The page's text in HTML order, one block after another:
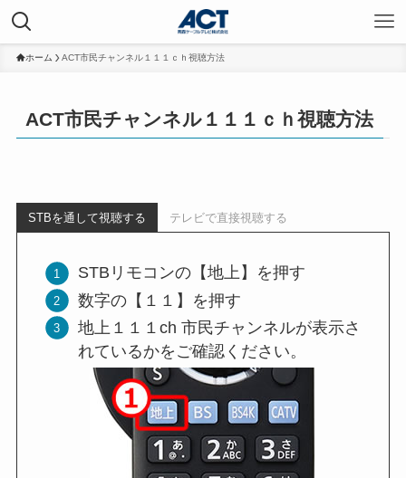
ホーム ACT市民チャンネル１１１ｃｈ視聴方法
ACT市民チャンネル１１１ｃｈ視聴方法
STBを通して視聴する テレビで直接視聴する
STBリモコンの【地上】を押す
数字の【１１】を押す
地上１１１ch 市民チャンネルが表示さ
れているかをご確認ください。